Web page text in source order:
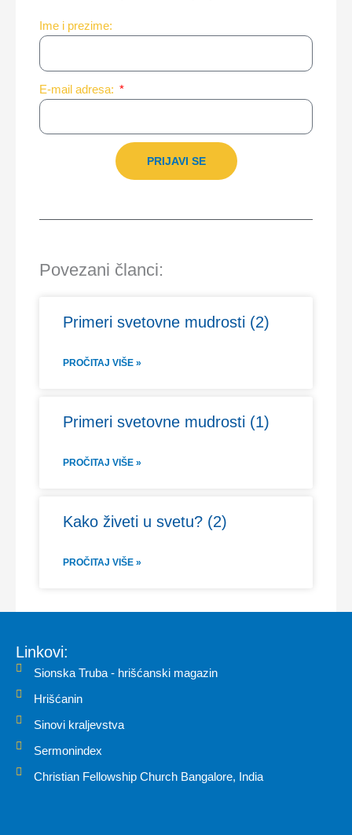
Ime i prezime:
E-mail adresa:
PRIJAVI SE
Povezani članci:
Primeri svetovne mudrosti (2)
PROČITAJ VIŠE »
Primeri svetovne mudrosti (1)
PROČITAJ VIŠE »
Kako živeti u svetu? (2)
PROČITAJ VIŠE »
Linkovi:
Sionska Truba - hrišćanski magazin
Hrišćanin
Sinovi kraljevstva
Sermonindex
Christian Fellowship Church Bangalore, India